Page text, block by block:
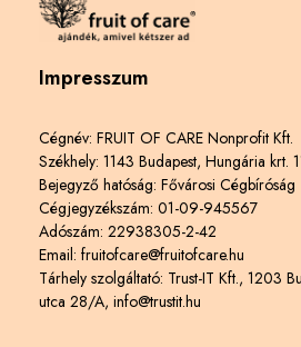
Impresszum
Cégnév: FRUIT OF CARE Nonprofit Kft.
Székhely: 1143 Budapest, Hungária krt.
Bejegyző hatóság: Fővárosi Cégbíróság
Cégjegyzékszám: 01-09-945567
Adószám: 22938305-2-42
Email: fruitofcare@fruitofcare.hu
Tárhely szolgáltató: Trust-IT Kft., 1203
utca 28/A, info@trustit.hu